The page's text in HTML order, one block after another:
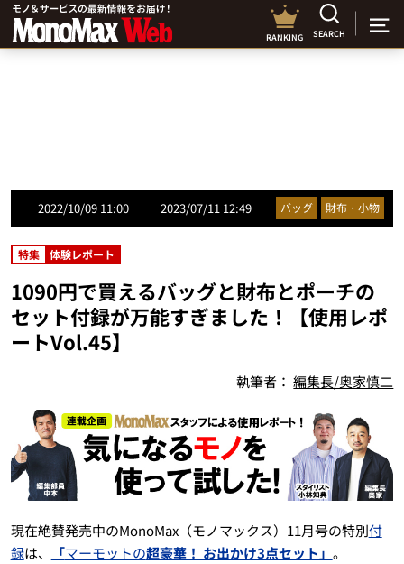
RANKING SEARCH
2022/10/09 11:00 2023/07/11 12:49 バッグ 財布・小物
特集 体験レポート
1090円で買えるバッグと財布とポーチの
セット付録が万能すぎました！【使用レポ
ートVol.45】
執筆者：編集長/奥家慎二
現在絶賛発売中のMonoMax（モノマックス）11月号の特別付
録は、 「マーモットの超豪華！ お出かけ3点セット」 。